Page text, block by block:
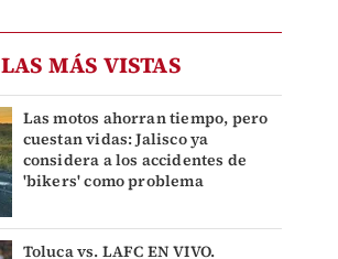
LAS MÁS VISTAS
Las motos ahorran tiempo, pero
cuestan vidas: Jalisco ya
considera a los accidentes de
'bikers' como problema
Toluca vs. LAFC EN VIVO.